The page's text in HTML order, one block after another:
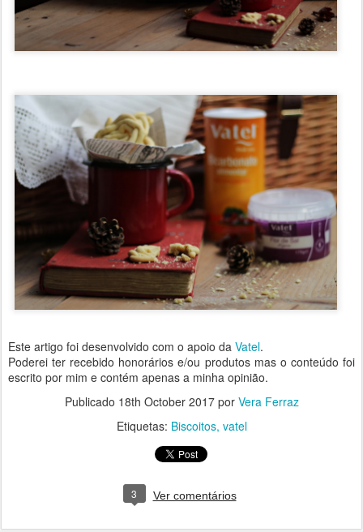
Este artigo foi desenvolvido com o apoio da Vatel.
Poderei ter recebido honorários e/ou produtos mas o conteúdo foi
escrito por mim e contém apenas a minha opinião.
Publicado 18th October 2017por Vera Ferraz
Etiquetas: Biscoitos vatel
3 Ver comentários